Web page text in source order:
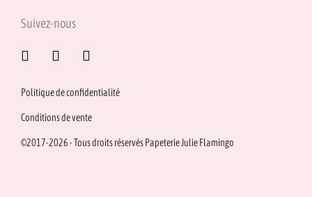
Suivez-nous
Politique de confidentialité
Conditions de vente
©2017-2026 - Tous droits réservés Papeterie Julie Flamingo